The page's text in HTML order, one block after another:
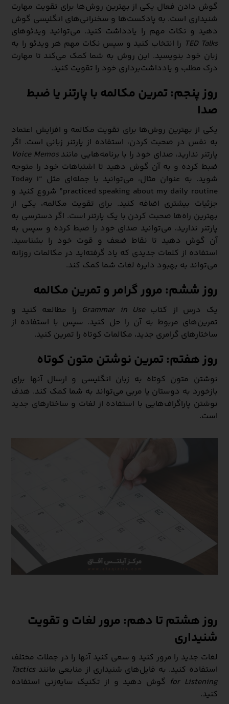
گوش دادن فعال یکی از بهترین روش‌ها برای تقویت مهارت
شنیداری است. به پادکست‌ها و سخنرانی‌های انگلیسی گوش
دهید و نکات مهم را یادداشت کنید. می‌توانید ویدئوهای
TED Talks را انتخاب کنید و سپس نکات مهم هر ویدئو را به
زبان خود بنویسید. این روش به شما کمک می‌کند تا مهارت
درک مطلب و یادداشت‌برداری خود را تقویت کنید.
روز پنجم: تمرین مکالمه با پارتنر یا ضبط
صدا
یکی از بهترین روش‌ها برای تقویت مکالمه و افزایش اعتماد
به نفس در صحبت کردن، استفاده از پارتنر زبانی است. اگر
پارتنر ندارید، صدای خود را با برنامه‌هایی مانندVoice Memos
ضبط کرده و به آن گوش دهید تا اشتباهات خود را متوجه
شوید. به عنوان مثال، می‌توانید با جمله‌ای مثل “Today I
practiced speaking about my daily routine” شروع کنید و
جزئیات بیشتری اضافه کنید. برای تقویت مکالمه، یکی از
بهترین راه‌ها صحبت کردن با یک پارتنر است. اگر دسترسی به
پارتنر ندارید، می‌توانید صدای خود را ضبط کرده و سپس به
آن گوش دهید تا نقاط ضعف و قوت خود را بشناسید.
استفاده از کلمات جدیدی که یاد گرفته‌اید در مکالمات روزانه
می‌تواند به بهبود دایره لغات شما کمک کند.
روز ششم: مرور گرامر و تمرین مکالمه
یک درس از کتابGrammar in Use را مطالعه کنید و
تمرین‌های مربوط به آن را حل کنید. سپس با استفاده از
ساختارهای گرامری جدید، مکالمات کوتاه را تمرین کنید.
روز هفتم: تمرین نوشتن متون کوتاه
نوشتن متون کوتاه به زبان انگلیسی و ارسال آنها برای
بازخورد به دوستان یا مربی می‌تواند به شما کمک کند. هدف
نوشتن پاراگراف‌هایی با استفاده از لغات و ساختارهای جدید
است.
روز هشتم تا دهم: مرور لغات و تقویت
شنیداری
لغات جدید را مرور کنید و سعی کنید آنها را در جملات مختلف
استفاده کنید. به فایل‌های شنیداری از منابعی مانند Tactics
for Listening گوش دهید و از تکنیک سایه‌زنی استفاده
کنید.